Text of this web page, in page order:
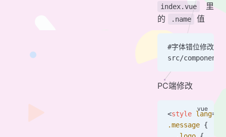
index.vue
里
的
.name 值
#字体错位修改
src/
PC端修改
<style lang=
.message {